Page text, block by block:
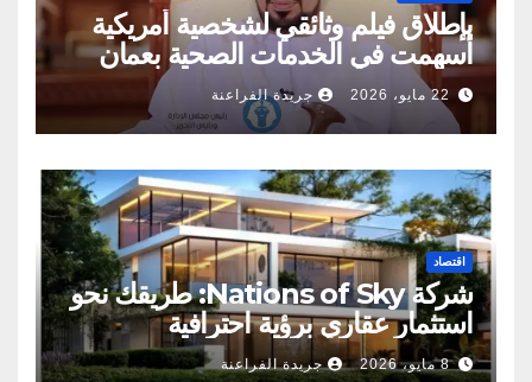
بإطلاق فيلم وثائقي لشخصية أمريكية
أسهمت في الخدمات الصحية بعمان
22 مايو، 2026 جريدة الفراعنة
اقتصاد
شركة Nations of Sky: طريقك نحو
استثمار عقاري برؤية احترافية
8 مايو، 2026 جريدة الفراعنة